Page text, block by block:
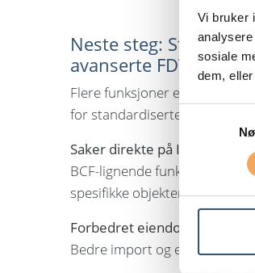
Vi bruker
sosiale
dem,
Samtykkevalg
Neste steg: Sterkere
avanserte FDVU-
Flere funksjoner er allerede
for standardiserte
Saker direkte på IFC-objekter
BCF-lignende funksjonalitet
spesifikke objekter i modellen.
Forbedret eiendomsstruktur
Bedre import og eksport av